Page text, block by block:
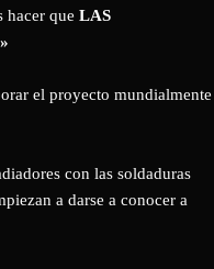
que LAS
el proyecto mundialmente
con las soldaduras
a darse a conocer a